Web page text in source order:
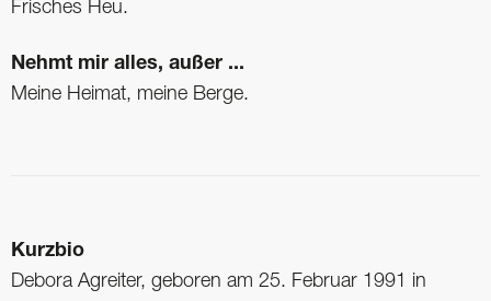
Frisches Heu.
Nehmt mir alles, außer ...
Meine Heimat, meine Berge.
Kurzbio
Debora Agreiter, geboren am 25. Februar 1991 in